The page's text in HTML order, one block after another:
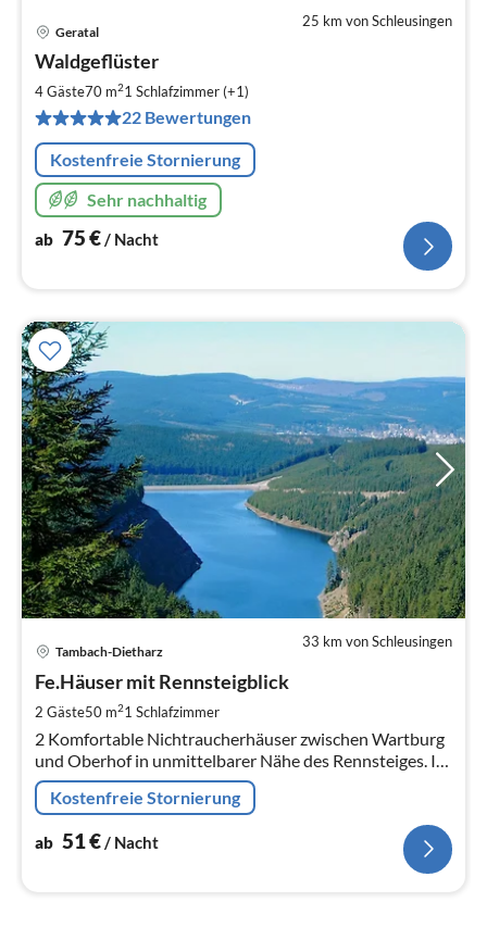
25 km von Schleusingen
Geratal
Waldgeflüster
4 Gäste70 m21 Schlafzimmer (+1)
22 Bewertungen
Kostenfreie Stornierung
Sehr nachhaltig
ab 75€/ Nacht
33 km von Schleusingen
Tambach-Dietharz
Fe.Häuser mit Rennsteigblick
2 Gäste50 m21 Schlafzimmer
2 Komfortable Nichtraucherhäuser zwischen Wartburg
und Oberhof in unmittelbarer Nähe des Rennsteiges. In
sehr ruhiger Waldrandlage, bieten Entspannung pur!
Kostenfreie Stornierung
ab 51€ / Nacht